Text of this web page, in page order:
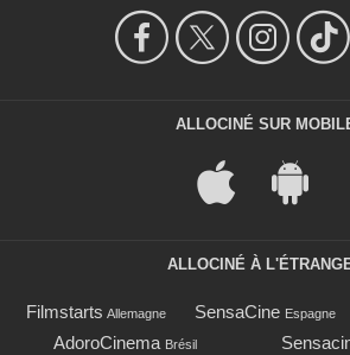
ALLOCINÉ SUR
ALLOCINÉ À
Filmstarts Allemagne SensaCine Espagne
AdoroCinema Brésil